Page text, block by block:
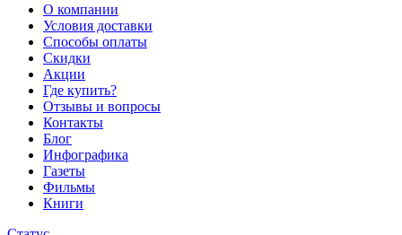
О компании
Условия доставки
Способы оплаты
Скидки
Акции
Где купить?
Отзывы и вопросы
Контакты
Блог
Инфографика
Газеты
Фильмы
Книги